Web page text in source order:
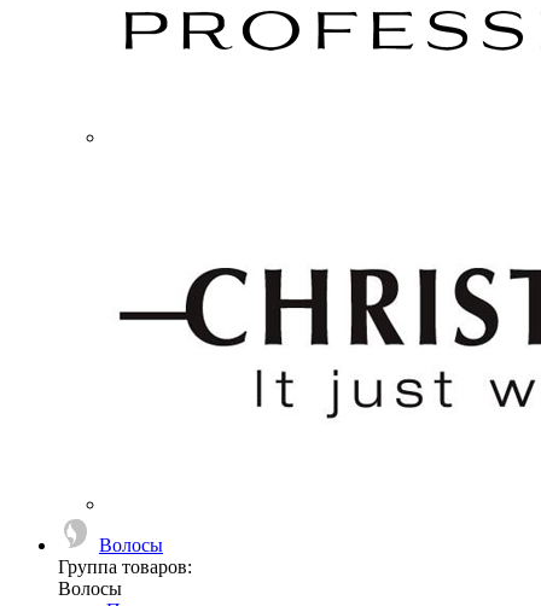
Волосы
Группа товаров:
Волосы